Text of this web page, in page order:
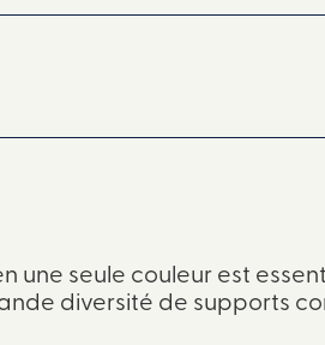
une seule couleur est
diversité de supports